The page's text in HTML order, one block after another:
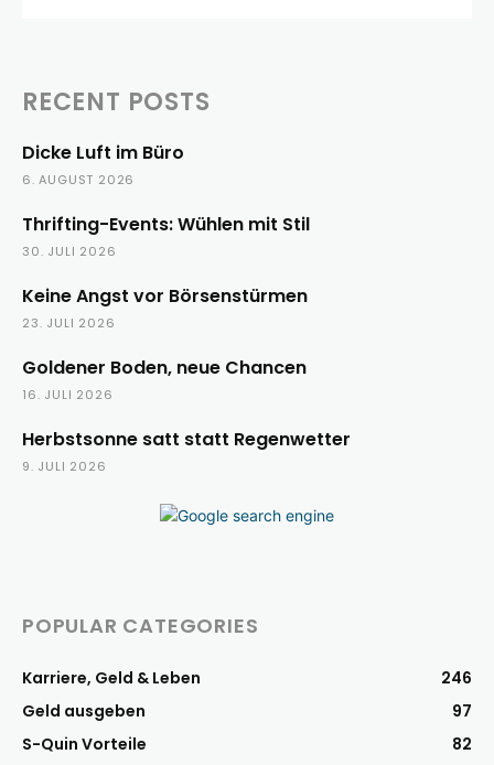
RECENT POSTS
Dicke Luft im Büro
6. AUGUST 2026
Thrifting-Events: Wühlen mit Stil
30. JULI 2026
Keine Angst vor Börsenstürmen
23. JULI 2026
Goldener Boden, neue Chancen
16. JULI 2026
Herbstsonne satt statt Regenwetter
9. JULI 2026
POPULAR CATEGORIES
Karriere, Geld & Leben
246
Geld ausgeben
97
S-Quin Vorteile
82